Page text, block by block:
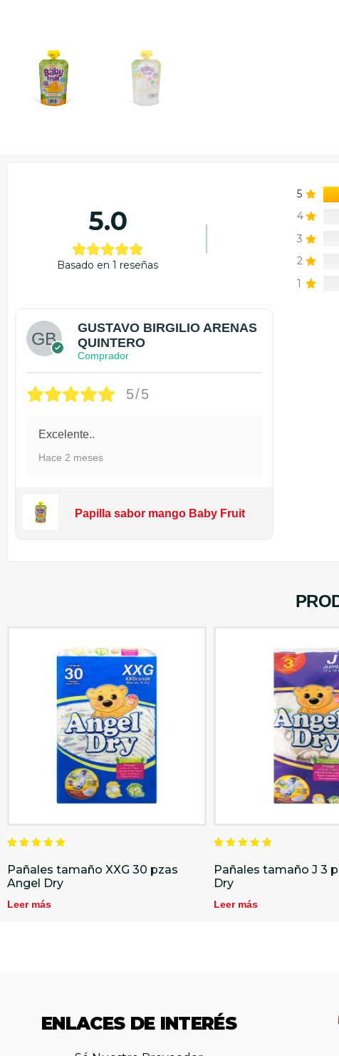
5.0
Basado en 1 reseñas
5
4
3
2
1
GUSTAVO BIRGILIO ARENAS
QUINTERO
Comprador
5/5
Excelente..
Hace 2 meses
Papilla sabor mango Baby Fruit
en
5.00
de 5
Pañales tamaño XXG 30 pzas
Angel Dry
Leer más
en
5.00
de 5
Pañales tamaño J 3
Dry
Leer más
ENLACES DE INTERÉS